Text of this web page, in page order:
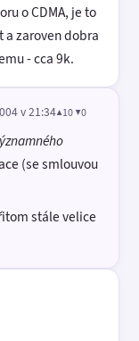
o CDMA, je to
zaroven dobra
- cca 9k.
v 21:34▲10 ▼0
(se smlouvou
stále velice